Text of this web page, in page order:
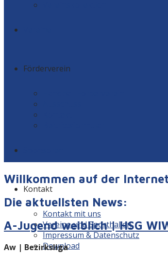
Förderverein
Kontakt
Kontakt mit uns
Vereine und Sporthallen
Impressum & Datenschutz
Download
Willkommen auf der
Die aktuellsten News:
A-Jugend weiblich | HSG
Aw | Bezirksliga